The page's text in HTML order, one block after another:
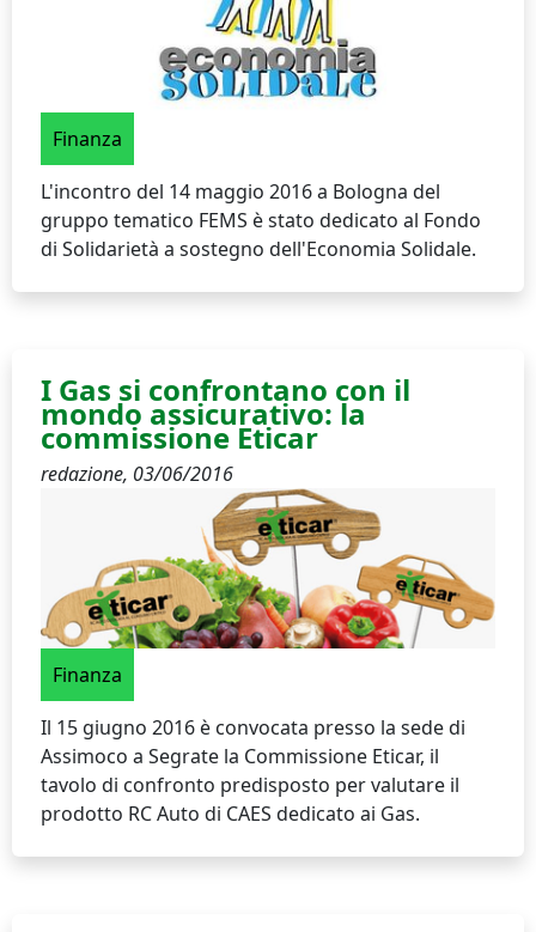
Finanza
L'incontro del 14 maggio 2016 a Bologna del
gruppo tematico FEMS è stato dedicato al Fondo
di Solidarietà a sostegno dell'Economia Solidale.
I Gas si confrontano con il
mondo assicurativo: la
commissione Eticar
redazione, 03/06/2016
Finanza
Il 15 giugno 2016 è convocata presso la sede di
Assimoco a Segrate la Commissione Eticar, il
tavolo di confronto predisposto per valutare il
prodotto RC Auto di CAES dedicato ai Gas.